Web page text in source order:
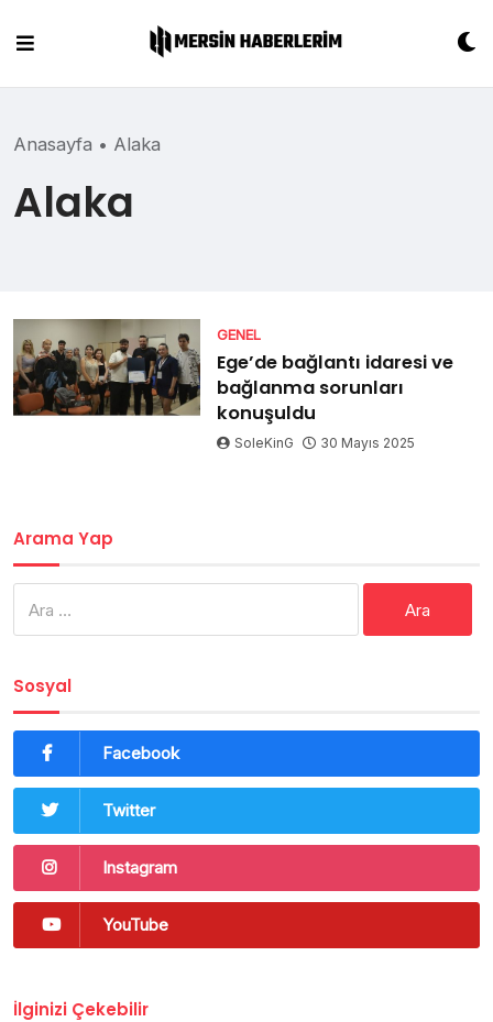
content
Anasayfa • Alaka
Alaka
GENEL
Ege’de bağlantı idaresi ve
bağlanma sorunları
konuşuldu
SoleKinG 30 Mayıs 2025
Arama Yap
Sosyal
Facebook
Twitter
Instagram
YouTube
İlginizi Çekebilir